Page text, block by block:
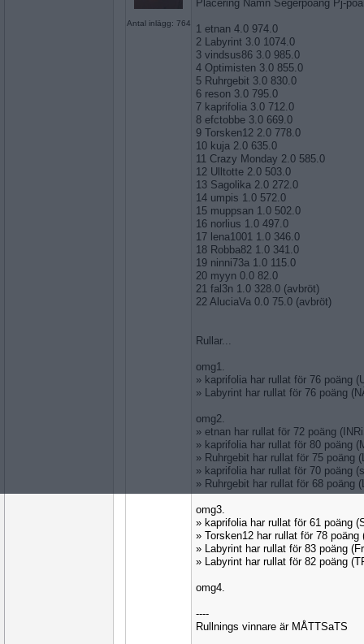
Antal inlägg: 764
Placering Namn Segerpoäng Pj-
1 etnan 4.0 974.0
2 Labyrint 3.0 1074.0
3 vindsus86 3.0 985.0
4 Optimisten 3.0 855.0
5 Ruhrgebit 3.0 830.0
6 reson 3.0 795.0
7 kaprifolia 3.0 712.0
8 efctobbe 3.0 669.0
9 Torsken12 2.0 778.0
10 kuja 2.0 635.0
11 Crazy Monday 2.0 585.0
12 Ulltotte 2.0 503.0
13 Sagolika 2.0 272.0
14 umpis 1.0 572.0
15 muppsan 1.0 502.0
16 norlius 1.0 497.0
17 lena1001 1.0 346.0
18 Robba82 1.0 341.0
19 ninni73a 1.0 115.0
20 myyn 0.0 82.0
21 fal3n 1.0 328.0 (avbröt)
22 AluciaVa 0.0 75.0 (avbröt)
Rullar...
omg1.
» kaprifolia har rullat för 76 poäng
» Labyrint har rullat för 76 poäng
omg2.
» etnan har rullat för 72 poäng
» kaprifolia har rullat för 80 poäng
» Ruhrgebit har rullat för 75 poäng
» kaprifolia har rullat för 70 poäng
» Ruhrgebit har rullat för 68 poäng
omg3.
» kaprifolia har rullat för 61 poäng
» Torsken12 har rullat för 78 poäng
» Labyrint har rullat för 83 poäng
» Labyrint har rullat för 82 poäng
omg4.
----
Rullnings vinnare är MÅTTSaTS